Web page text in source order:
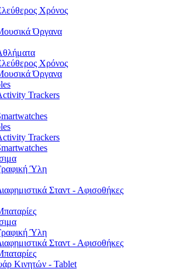
Χρόνος
Όργανα
Χρόνος
Όργανα
Trackers
Trackers
Ύλη
Σταντ - Αφισοθήκες
Ύλη
Σταντ - Αφισοθήκες
Κινητών - Tablet